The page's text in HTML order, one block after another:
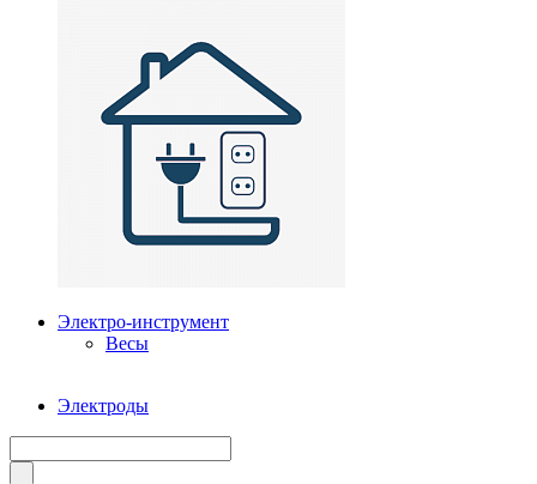
Электро-инструмент
Весы
Электроды